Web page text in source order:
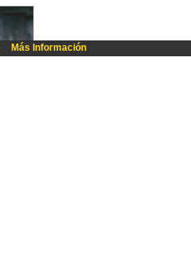
Más Información